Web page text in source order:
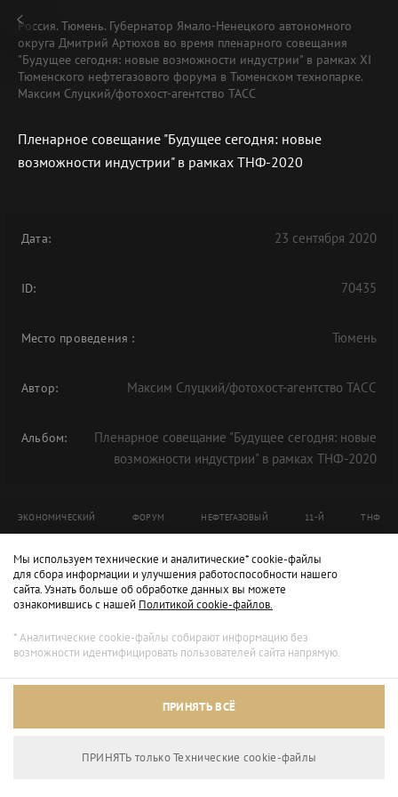
Россия. Тюмень. Губернатор Ямало-Ненецкого автономного
округа Дмитрий Артюхов во время пленарного совещания
"Будущее сегодня: новые возможности индустрии" в рамках XI
Тюменского нефтегазового форума в Тюменском технопарке.
Максим Слуцкий/фотохост-агентство ТАСС
Пленарное совещание "Будущее сегодня: новые
возможности индустрии" в рамках ТНФ-2020
Дата: 23 сентября 2020
ID: 70435
Место проведения : Тюмень
Автор: Максим Слуцкий/фотохост-агентство ТАСС
Альбом:
Пленарное совещание "Будущее сегодня: новые
возможности индустрии" в рамках ТНФ-2020
ЭКОНОМИЧЕСКИЙ ФОРУМ НЕФТЕГАЗОВЫЙ 11-Й ТНФ
Мы используем технические и аналитические* cookie-файлы
для сбора информации и улучшения работоспособности нашего
сайта. Узнать больше об обработке данных вы можете
ознакомившись с нашей Политикой cookie-файлов.
* Аналитические cookie-файлы собирают информацию без
возможности идентифицировать пользователей сайта напрямую.
ПРИНЯТЬ ВСЁ
ПРИНЯТЬ только Технические сookie-файлы